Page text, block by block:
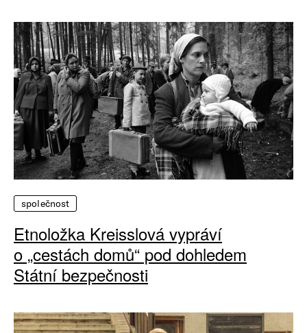
společnost
Etnoložka Kreisslová vypráví
o „cestách domů“ pod dohledem
Státní bezpečnosti